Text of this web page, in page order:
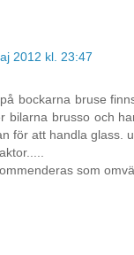
2012 kl. 23:47
bockarna bruse
bilarna brusso och
för att handla glass.
som